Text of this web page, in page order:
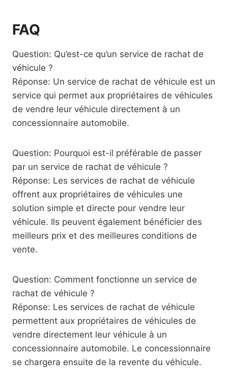
FAQ
Question: Qu’est-ce qu’un service de rachat de
véhicule ?
Réponse: Un service de rachat de véhicule est un
service qui permet aux propriétaires de véhicules
de vendre leur véhicule directement à un
concessionnaire automobile.
Question: Pourquoi est-il préférable de passer
par un service de rachat de véhicule ?
Réponse: Les services de rachat de véhicule
offrent aux propriétaires de véhicules une
solution simple et directe pour vendre leur
véhicule. Ils peuvent également bénéficier des
meilleurs prix et des meilleures conditions de
vente.
Question: Comment fonctionne un service de
rachat de véhicule ?
Réponse: Les services de rachat de véhicule
permettent aux propriétaires de véhicules de
vendre directement leur véhicule à un
concessionnaire automobile. Le concessionnaire
se chargera ensuite de la revente du véhicule.